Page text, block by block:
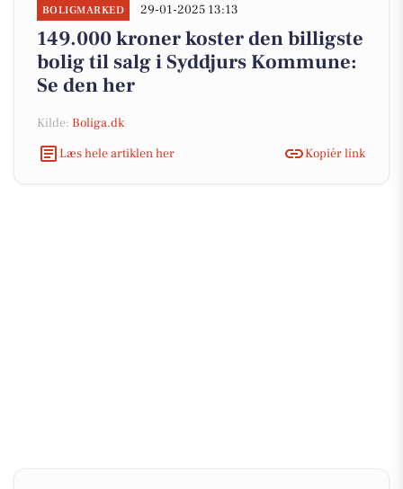
BOLIGMARKED 29-01-2025 13:13
149.000 kroner koster den billigste
bolig til salg i Syddjurs Kommune:
Se den her
Kilde: Boliga.dk
Læs hele artiklen her
Kopiér link